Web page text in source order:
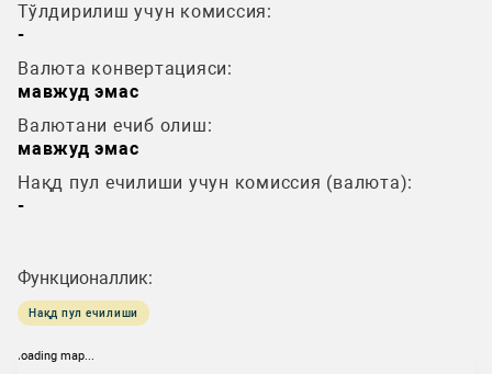
Тўлдирилиш учун комиссия:
-
Валюта конвертацияси:
мавжуд эмас
Валютани ечиб олиш:
мавжуд эмас
Нақд пул ечилиши учун комиссия (валюта):
-
Функционаллик:
Нақд пул ечилиши
loading map...